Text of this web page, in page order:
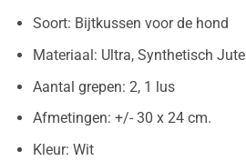
Soort: Bijtkussen voor de hond
Materiaal: Ultra, Synthetisch Jute
Aantal grepen: 2, 1 lus
Afmetingen: +/- 30 x 24 cm.
Kleur: Wit